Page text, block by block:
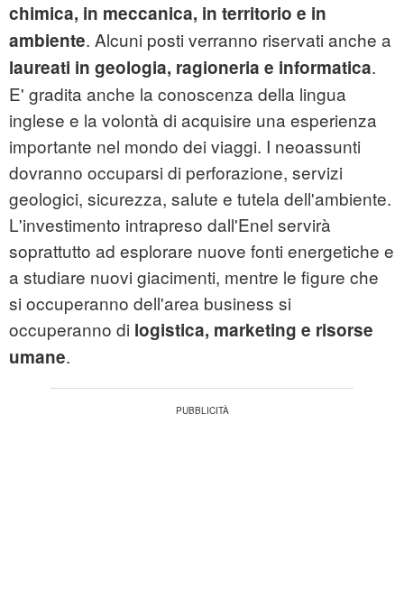
chimica, in meccanica, in territorio e in
ambiente. Alcuni posti verranno riservati anche a
laureati in geologia, ragioneria e informatica.
E' gradita anche la conoscenza della lingua
inglese e la volontà di acquisire una esperienza
importante nel mondo dei viaggi. I neoassunti
dovranno occuparsi di perforazione, servizi
geologici, sicurezza, salute e tutela dell'ambiente.
L'investimento intrapreso dall'Enel servirà
soprattutto ad esplorare nuove fonti energetiche e
a studiare nuovi giacimenti, mentre le figure che
si occuperanno dell'area business si
occuperanno di logistica, marketing e risorse
umane.